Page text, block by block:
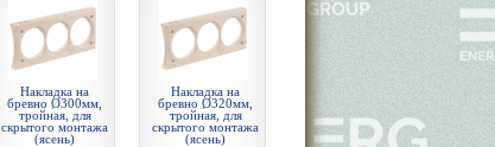
Накладка на
бревно Ø300мм,
тройная, для
скрытого монтажа
(ясень)
Накладка на
бревно Ø320мм,
тройная, для
скрытого монтажа
(ясень)